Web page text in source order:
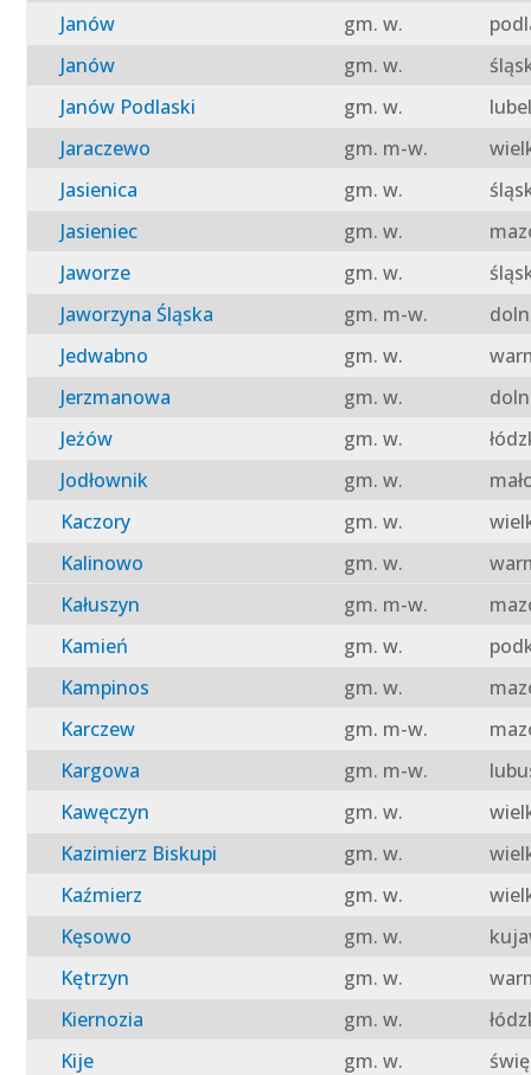
Janów gm. w.
Janów
gm. w.
Janów Podlaski
gm. w.
Jaraczewo
gm. m-w.
Jasienica
gm. w.
Jasieniec
gm. w.
Jaworze
gm. w.
Jaworzyna Śląska
gm. m-w.
Jedwabno
gm. w.
Jerzmanowa
gm. w.
Jeżów
gm. w.
Jodłownik
gm. w.
Kaczory
gm. w.
Kalinowo
gm. w.
Kałuszyn
gm. m-w.
Kamień
gm. w.
Kampinos
gm. w.
Karczew
gm. m-w.
Kargowa
gm. m-w.
Kawęczyn
gm. w.
Kazimierz Biskupi
gm. w.
Kaźmierz
gm. w.
Kęsowo
gm. w.
Kętrzyn
gm. w.
Kiernozia
gm. w.
Kije
gm. w.